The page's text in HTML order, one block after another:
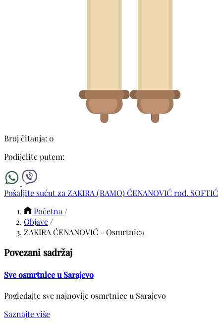
Broj čitanja: 0
Podijelite putem:
Pošaljite sućut za ZAKIRA (RAMO) ĆENANOVIĆ rođ. SOFTIĆ
Početna /
Objave /
ZAKIRA ĆENANOVIĆ - Osmrtnica
Povezani sadržaj
Sve osmrtnice u Sarajevo
Pogledajte sve najnovije osmrtnice u Sarajevo
Saznajte više